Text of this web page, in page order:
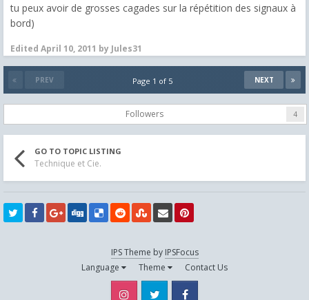
tu peux avoir de grosses cagades sur la répétition des signaux à
bord)
Edited April 10, 2011 by Jules31
PREV NEXT
Page 1 of 5
Followers 4
GO TO TOPIC LISTING
Technique et Cie.
IPS Theme by IPSFocus
Language
Theme Contact Us
Instagram Twitter